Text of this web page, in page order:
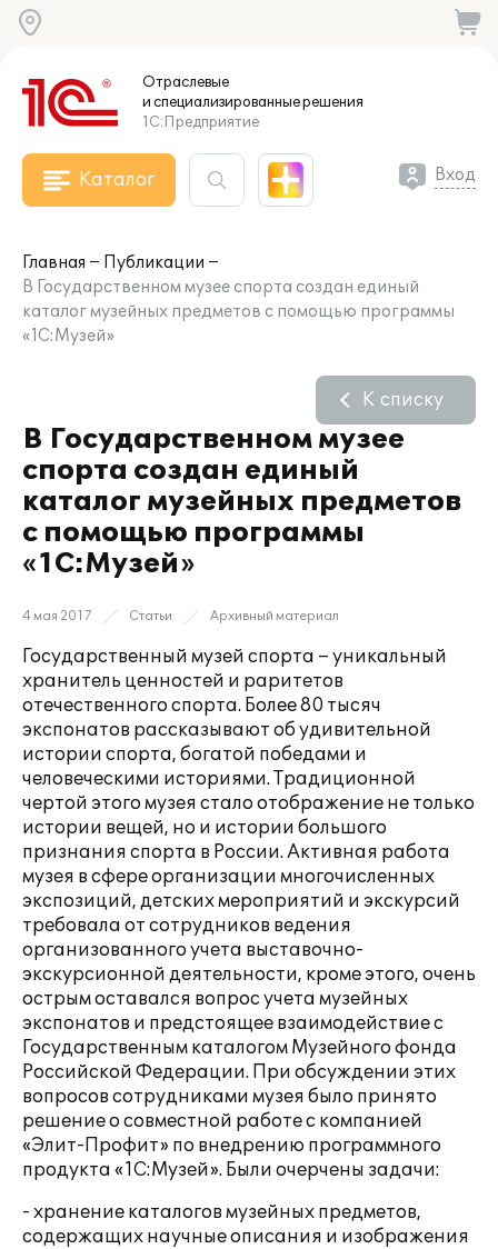
Отраслевые
и специализированныерешения
1С:Предприятие
Каталог Вход
Главная
Публикации
В Государственном музее спорта создан единый
каталог музейных предметов с помощью программы
«1С:Музей»
В Государственном музее
спорта создан единый
каталог музейных предметов
с помощью программы
«1С:Музей»
К списку
4 мая 2017 Статьи Архивный материал
Государственный музей спорта – уникальный
хранитель ценностей и раритетов
отечественного спорта. Более 80 тысяч
экспонатов рассказывают об удивительной
истории спорта, богатой победами и
человеческими историями. Традиционной
чертой этого музея стало отображение не только
истории вещей, но и истории большого
признания спорта в России. Активная работа
музея в сфере организации многочисленных
экспозиций, детских мероприятий и экскурсий
требовала от сотрудников ведения
организованного учета выставочно-
экскурсионной деятельности, кроме этого, очень
острым оставался вопрос учета музейных
экспонатов и предстоящее взаимодействие с
Государственным каталогом Музейного фонда
Российской Федерации. При обсуждении этих
вопросов сотрудниками музея было принято
решение о совместной работе с компанией
«Элит-Профит» по внедрению программного
продукта «1С:Музей». Были очерчены задачи:
- хранение каталогов музейных предметов,
содержащих научные описания и изображения